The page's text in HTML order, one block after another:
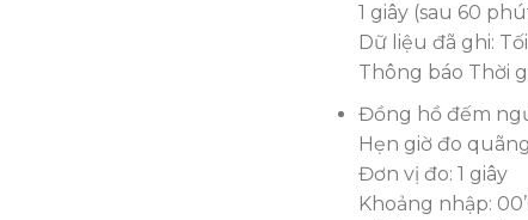
1 giây (sau 60
Dữ liệu đã ghi:
Thông báo Thời
Đồng hồ đếm
Hẹn giờ đo
Đơn vị đo: 1 giây
Khoảng nhập: